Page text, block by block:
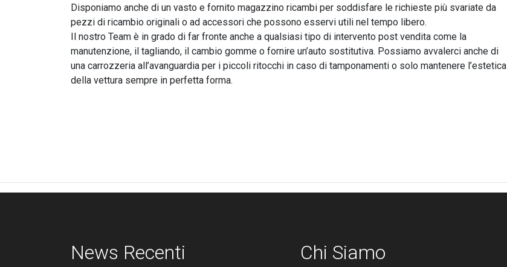
Disponiamo anche di un vasto e fornito magazzino ricambi per soddisfare le richieste più svariate da
pezzi di ricambio originali o ad accessori che possono esservi utili nel tempo libero.
Il nostro Team è in grado di far fronte anche a qualsiasi tipo di intervento post vendita come la
manutenzione, il tagliando, il cambio gomme o fornire un’auto sostitutiva. Possiamo avvalerci anche di
una carrozzeria all’avanguardia per i piccoli ritocchi in caso di tamponamenti o solo mantenere l’estetica
della vettura sempre in perfetta forma.
News Recenti Chi Siamo